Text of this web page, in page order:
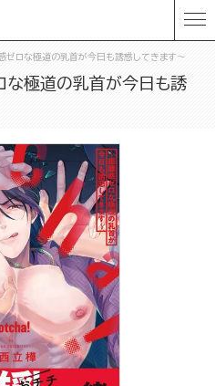
ロな極道の乳首が今日も誘惑してきます～
極道の乳首が今日も誘